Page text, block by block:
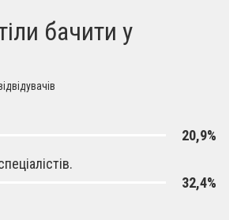
бачити у
20,9%
32,4%